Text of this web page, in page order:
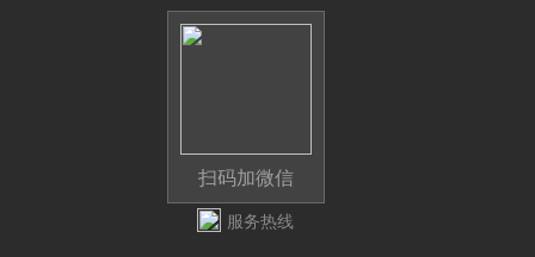
扫码加微信
服务热线